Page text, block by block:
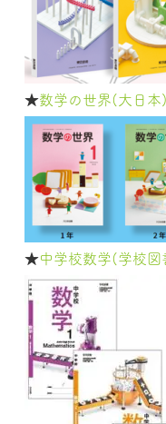
★数学の世界(大日本)
★中学校数学(学校図